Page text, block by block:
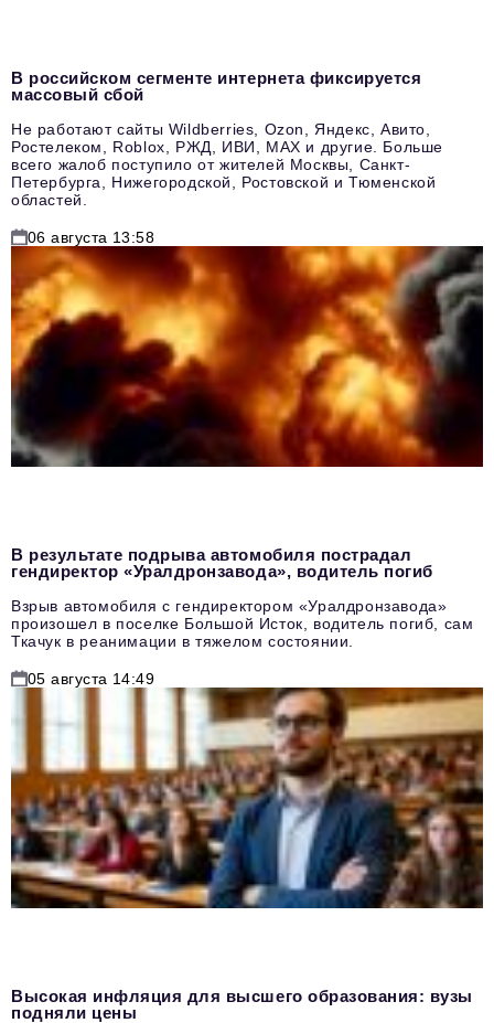
В российском сегменте интернета фиксируется
массовый сбой
Не работают сайты Wildberries, Ozon, Яндекс, Авито,
Ростелеком, Roblox, РЖД, ИВИ, MAX и другие. Больше
всего жалоб поступило от жителей Москвы, Санкт-
Петербурга, Нижегородской, Ростовской и Тюменской
областей.
06 августа 13:58
В результате подрыва автомобиля пострадал
гендиректор «Уралдронзавода», водитель погиб
Взрыв автомобиля с гендиректором «Уралдронзавода»
произошел в поселке Большой Исток, водитель погиб, сам
Ткачук в реанимации в тяжелом состоянии.
05 августа 14:49
Высокая инфляция для высшего образования: вузы
подняли цены